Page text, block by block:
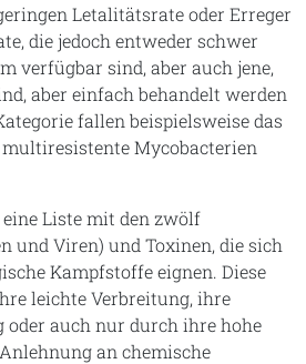
Letalitätsrate oder Erreger
die jedoch entweder schwer
verfügbar sind, aber auch jene,
aber einfach behandelt werden
fallen beispielsweise das
Mycobacterien
Liste mit den zwölf
und Viren) und Toxinen, die sich
Kampfstoffe eignen. Diese
leichte Verbreitung, ihre
oder auch nur durch ihre hohe
an chemische